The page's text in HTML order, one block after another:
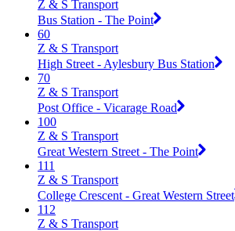
Z & S Transport
Bus Station - The Point
60
Z & S Transport
High Street - Aylesbury Bus Station
70
Z & S Transport
Post Office - Vicarage Road
100
Z & S Transport
Great Western Street - The Point
111
Z & S Transport
College Crescent - Great Western Street
112
Z & S Transport